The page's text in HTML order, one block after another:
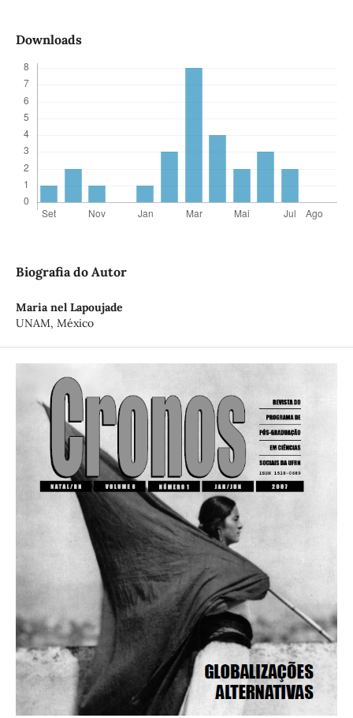
Downloads
Biografia do Autor
Maria nel Lapoujade
UNAM, México